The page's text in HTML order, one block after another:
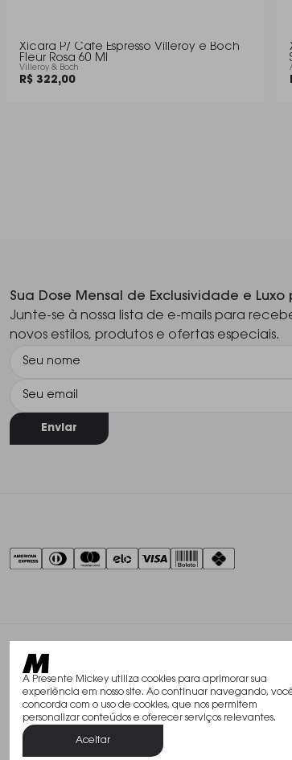
A Presente Mickey utiliza cookies para aprimorar sua
experiência em nosso site. Ao continuar navegando,
concorda com o uso de cookies, que nos permitem
personalizar conteúdos e oferecer serviços relevantes.
Aceitar
Xicara P/ Cafe Espresso Villeroy e Boch
Fleur Rosa 60 Ml
Villeroy & Boch
R$ 322,00
Sua Dose Mensal de Exclusividade e Luxo
Junte-se à nossa lista de e-mails para
novos estilos, produtos e ofertas especiais.
Enviar
@2026, Studio Mickey Presentes
Todos os direitos reservados. As